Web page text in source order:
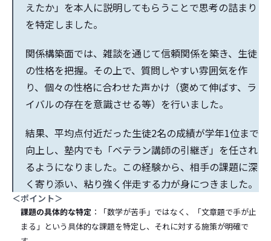
えたか」を本人に説明してもらうことで思考の詰まり
を特定しました。
関係構築面では、雑談を通じて信頼関係を築き、生徒
の性格を把握。その上で、質問しやすい雰囲気を作
り、個々の性格に合わせた声かけ（褒めて伸ばす、ラ
イバルの存在を意識させる等）を行いました。
結果、平均点付近だった生徒2名の成績が学年1位まで
向上し、塾内でも「ベテラン講師の引継ぎ」を任され
るようになりました。この経験から、相手の課題に深
く寄り添い、粘り強く伴走する力が身につきました。
＜ポイント＞
課題の具体的な特定 ：「数学が苦手」ではなく、「文章題で手が止
まる」という具体的な課題を特定し、それに対する施策が明確で